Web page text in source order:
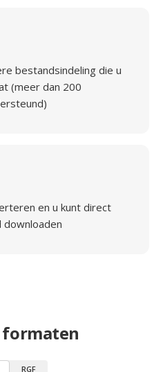
bestandsindeling die u
(meer dan 200
en u kunt direct
formaten
RGF